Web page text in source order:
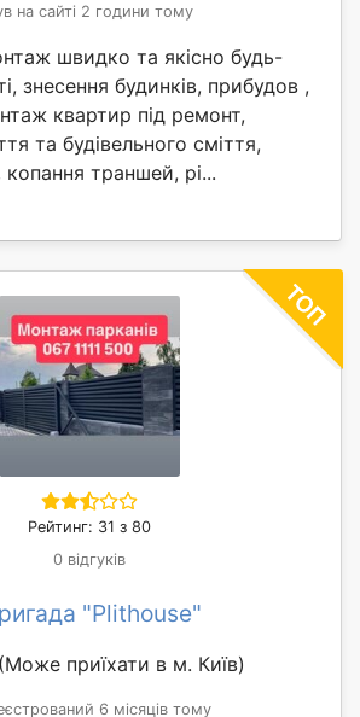
на сайті 2 години тому
швидко та якісно будь-
знесення будинків, прибудов ,
квартир під ремонт,
та будівельного сміття,
копання траншей, рі...
Рейтинг: 31 з 80
0 відгуків
"Plithouse"
(Може приїхати в м. Київ)
6 місяців тому